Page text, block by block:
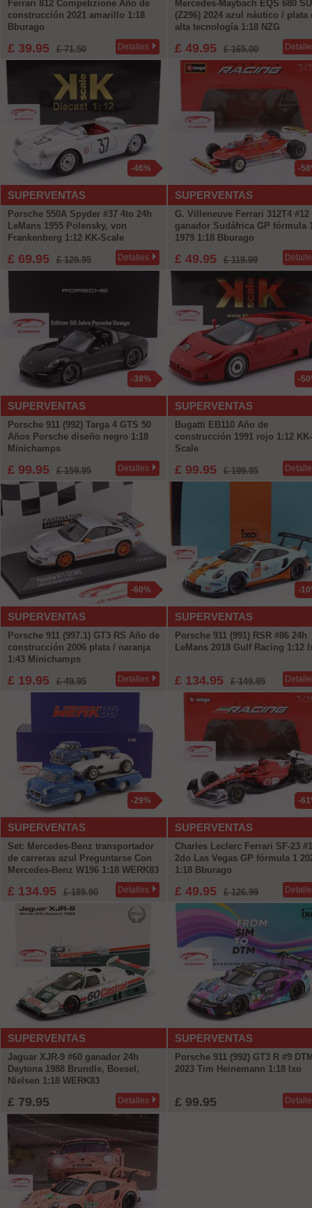
Ferrari 812 Competizione Año de
construcción 2021 amarillo 1:18
Bburago
£ 39.95 £ 71.50 Detalles
Mercedes-Maybach EQS 680
(Z296) 2024 azul náutico / plata
alta tecnología 1:18 NZG
£ 49.95 £ 165.00
SUPERVENTAS
-46%
Porsche 550A Spyder #37 4to 24h
LeMans 1955 Polensky, von
Frankenberg 1:12 KK-Scale
£ 69.95 £ 129.95 Detalles
SUPERVENTAS
-
G. Villeneuve Ferrari 312T4 #12
ganador Sudáfrica GP fórmula
1979 1:18 Bburago
£ 49.95 £ 119.99
SUPERVENTAS
-38%
Porsche 911 (992) Targa 4 GTS 50
Años Porsche diseño negro 1:18
Minichamps
£ 99.95 £ 159.95 Detalles
SUPERVENTAS
-
Bugatti EB110 Año de
construcción 1991 rojo 1:12 KK-
Scale
£ 99.95 £ 199.95
SUPERVENTAS
-60%
Porsche 911 (997.1) GT3 RS Año de
construcción 2006 plata / naranja
1:43 Minichamps
£ 19.95 £ 49.95 Detalles
SUPERVENTAS
-
Porsche 911 (991) RSR #86 24h
LeMans 2018 Gulf Racing 1:12
£ 134.95 £ 149.95
SUPERVENTAS
-29%
Set: Mercedes-Benz transportador
de carreras azul Preguntarse Con
Mercedes-Benz W196 1:18 WERK83
£ 134.95 £ 189.90 Detalles
SUPERVENTAS
-
Charles Leclerc Ferrari SF-23
2do Las Vegas GP fórmula 1
1:18 Bburago
£ 49.95 £ 126.99
SUPERVENTAS
Jaguar XJR-9 #60 ganador 24h
Daytona 1988 Brundle, Boesel,
Nielsen 1:18 WERK83
£ 79.95 Detalles
SUPERVENTAS
Porsche 911 (992) GT3 R #9
2023 Tim Heinemann 1:18 Ixo
£ 99.95